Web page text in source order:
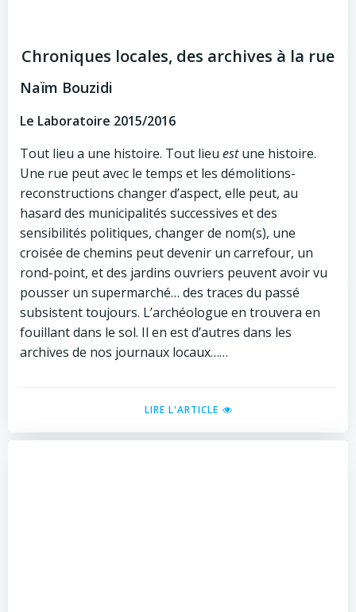
Chroniques locales, des archives à la rue
Naïm Bouzidi
Le Laboratoire 2015/2016
Tout lieu a une histoire. Tout lieu estune histoire.
Une rue peut avec le temps et les démolitions-
reconstructions changer d’aspect, elle peut, au
hasard des municipalités successives et des
sensibilités politiques, changer de nom(s), une
croisée de chemins peut devenir un carrefour, un
rond-point, et des jardins ouvriers peuvent avoir vu
pousser un supermarché… des traces du passé
subsistent toujours. L’archéologue en trouvera en
fouillant dans le sol. Il en est d’autres dans les
archives de nos journaux locaux……
LIRE L'ARTICLE